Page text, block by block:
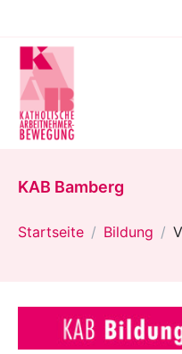
springen
KAB Bamberg
Startseite Bildung